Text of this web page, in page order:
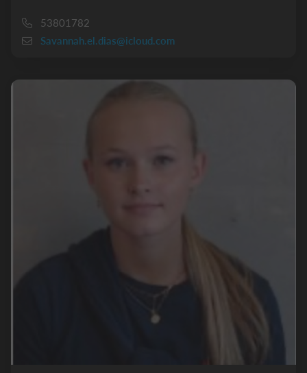
53801782
Savannah.el.dias@icloud.com